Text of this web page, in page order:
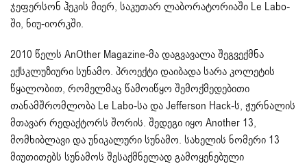
ჯეფერსონ ჰეკის მიერ, საკუთარ ლაბორატორიაში Le Labo-
ში, ნიუ-იორკში.
2010 წელს AnOther Magazine-მა დაგვავალა შეგვექმნა
ექსკლუზიური სუნამო. პროექტი დაიბადა სარა კოლეტის
წყალობით, რომელმაც წამოიწყო შემოქმედებითი
თანამშრომლობა Le Labo-სა და Jefferson Hack-ს, ჟურნალის
მთავარ რედაქტორს შორის. შედეგი იყო Another 13,
მომხიბლავი და უნიკალური სუნამო. სახელის ნომერი 13
მიუთითებს სუნამოს შესაქმნელად გამოყენებული